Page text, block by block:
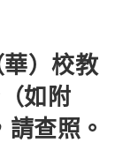
）校教
如附
查照。